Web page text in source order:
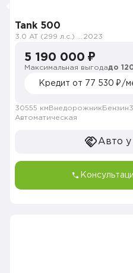
Tank 500
2023
5 190 000 ₽
Максимальная выгодадо
Кредит от 77 530 ₽/
30555 км Внедорожник Бензин
Автоматическая
Авто